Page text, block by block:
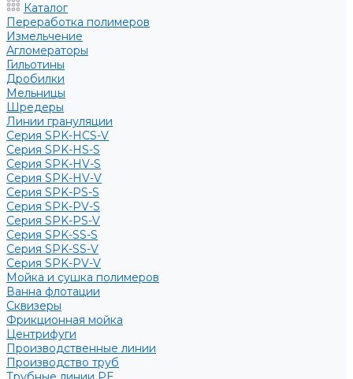
Каталог
Переработка полимеров
Измельчение
Агломераторы
Гильотины
Дробилки
Мельницы
Шредеры
Линии грануляции
Серия SPK-HCS-V
Серия SPK-HS-S
Серия SPK-HV-S
Серия SPK-HV-V
Серия SPK-PS-S
Серия SPK-PV-S
Серия SPK-PS-V
Серия SPK-SS-S
Серия SPK-SS-V
Серия SPK-PV-V
Мойка и сушка полимеров
Ванна флотации
Сквизеры
Фрикционная мойка
Центрифуги
Производственные линии
Производство труб